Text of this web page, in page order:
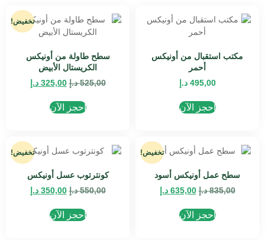
مكتب استقبال من أونيكس
أحمر
495,00 د.إ
احجز الآن
تخفيض!
سطح طاولة من أونيكس
الكريستال الأبيض
525,00 د.إ 325,00 د.إ
احجز الآن
تخفيض!
سطح عمل أونيكس أسود
835,00 د.إ 635,00 د.إ
احجز الآن
تخفيض!
كونترتوب عسل أونيكس
550,00 د.إ 350,00 د.إ
احجز الآن